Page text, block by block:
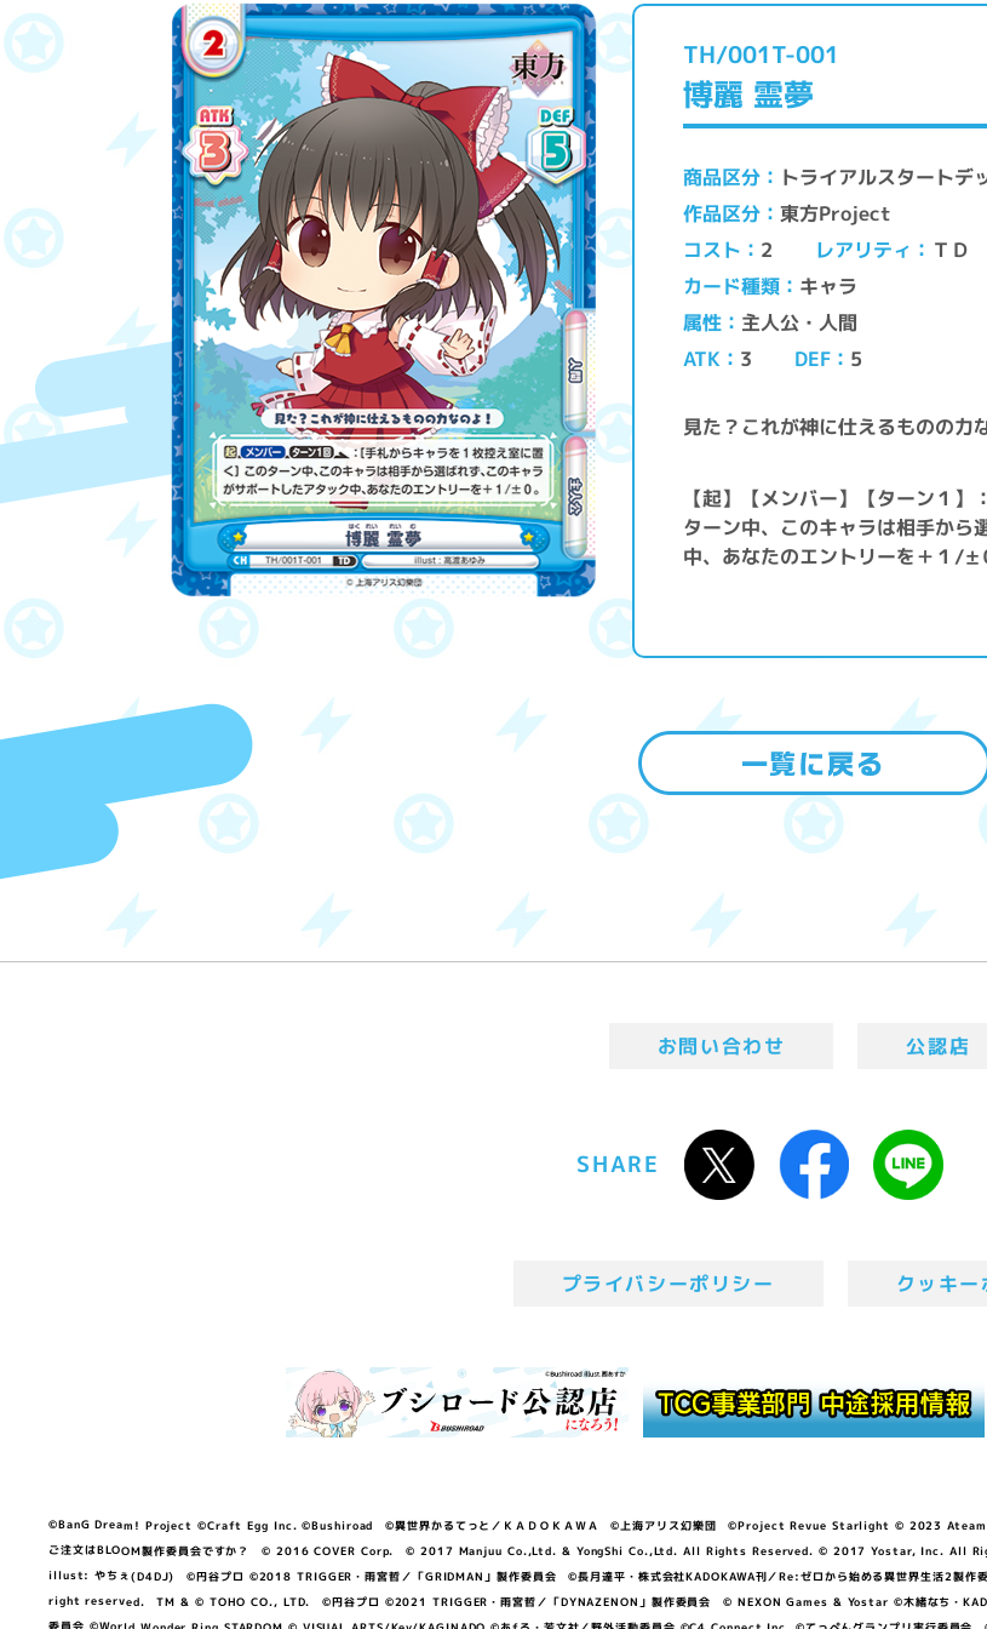
TH/001T-001
博麗 霊夢
商品区分 トライアルスタート
作品区分 東方Project
コスト 2 レアリティ ＴＤ
カード種類 キャラ
属性 主人公・人間
ATK 3 DEF 5
見た？これが神に仕えるものの力
【起】【メンバー】【ターン１
ターン中、このキャラは相手から
中、あなたのエントリーを＋１/±
お問い合わせ 公認店
SHARE
プライバシーポリシー クッキー
©BanG Dream! Project ©Craft Egg Inc. ©Bushiroad ©異世界かるてっと／ＫＡＤＯＫＡＷＡ ©上海アリス幻樂団 ©Project Revue Starlight © 2023
ご注文はBLOOM製作委員会ですか？ © 2016 COVER Corp. © 2017 Manjuu Co.,Ltd. & YongShi Co.,Ltd. All Rights Reserved. © 2017 Yostar,
illust: やちぇ(D4DJ) ©円谷プロ ©2018 TRIGGER・雨宮哲／「GRIDMAN」製作委員会 ©長月達平・株式会社KADOKAWA刊／Re:ゼロから始める異世界生活2製
right reserved. TM & © TOHO CO., LTD. ©円谷プロ ©2021 TRIGGER・雨宮哲／「DYNAZENON」製作委員会 © NEXON Games & Yostar ©木緒なち・